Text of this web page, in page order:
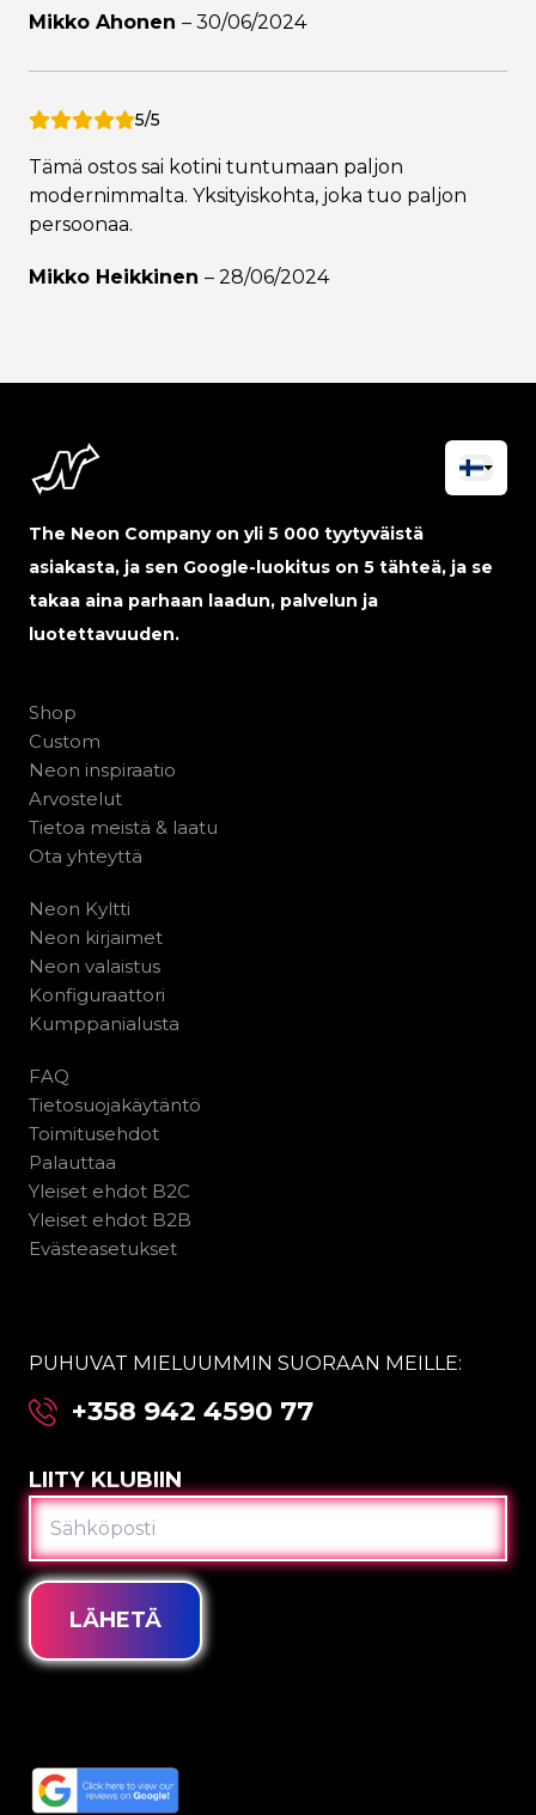
Mikko Ahonen – 30/06/2024
5/5
Tämä ostos sai kotini tuntumaan paljon
modernimmalta. Yksityiskohta, joka tuo paljon
persoonaa.
Mikko Heikkinen – 28/06/2024
The Neon Company on yli 5 000 tyytyväistä
asiakasta, ja sen Google-luokitus on 5 tähteä, ja se
takaa aina parhaan laadun, palvelun ja
luotettavuuden.
Shop
Custom
Neon inspiraatio
Arvostelut
Tietoa meistä & laatu
Ota yhteyttä
Neon Kyltti
Neon kirjaimet
Neon valaistus
Konfiguraattori
Kumppanialusta
FAQ
Tietosuojakäytäntö
Toimitusehdot
Palauttaa
Yleiset ehdot B2C
Yleiset ehdot B2B
Evästeasetukset
PUHUVAT MIELUUMMIN SUORAAN MEILLE:
+358 942 4590 77
LIITY KLUBIIN
SÄHKÖPOSTI
LÄHETÄ